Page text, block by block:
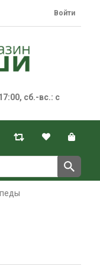
сб.-вс.: с
Войти